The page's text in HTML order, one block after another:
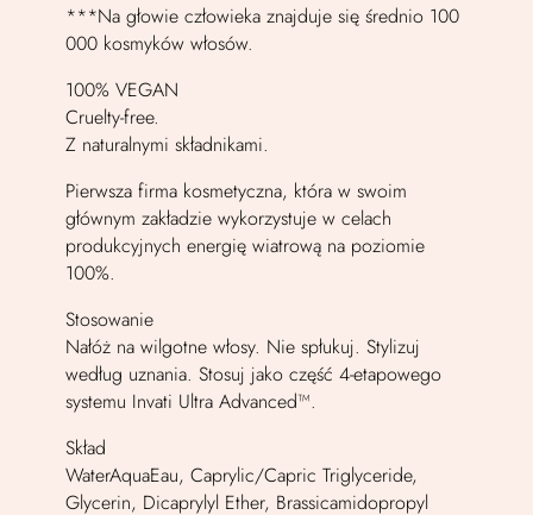
***Na głowie człowieka znajduje się średnio 100
000 kosmyków włosów.
100% VEGAN
Cruelty-free.
Z naturalnymi składnikami.
Pierwsza firma kosmetyczna, która w swoim
głównym zakładzie wykorzystuje w celach
produkcyjnych energię wiatrową na poziomie
100%.
Stosowanie
Nałóż na wilgotne włosy. Nie spłukuj. Stylizuj
według uznania. Stosuj jako część 4-etapowego
systemu Invati Ultra Advanced™.
Skład
WaterAquaEau, Caprylic/Capric Triglyceride,
Glycerin, Dicaprylyl Ether, Brassicamidopropyl